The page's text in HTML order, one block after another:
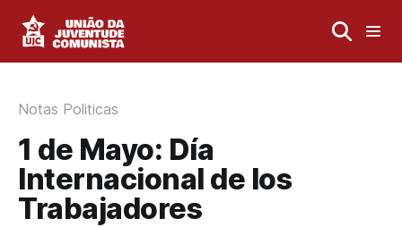
Notas Politicas
1 de Mayo: Día
Internacional de los
Trabajadores